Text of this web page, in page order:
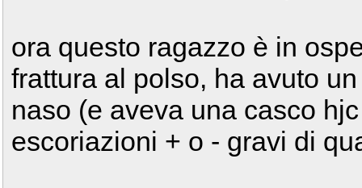
ora questo ragazzo è in
frattura al polso, ha avuto
naso (e aveva una casco
escoriazioni + o - gravi di